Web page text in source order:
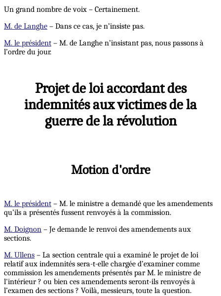
Un grand nombre de voix – Certainement.
M. de Langhe – Dans ce cas, je n’insiste pas.
M. le président – M. de Langhe n’insistant pas, nous passons à
l’ordre du jour.
Projet de loi accordant des
indemnités aux victimes de la
guerre de la révolution
Motion d'ordre
M. le président – M. le ministre a demandé que les amendements
qu’ils a présentés fussent renvoyés à la commission.
M. Doignon – Je demande le renvoi des amendements aux
sections.
M. Ullens – La section centrale qui a examiné le projet de loi
relatif aux indemnités sera-t-elle chargée d’examiner comme
commission les amendements présentés par M. le ministre de
l'intérieur ? ou bien ces amendements seront-ils renvoyés à
l’examen des sections ? Voilà, messieurs, toute la question.